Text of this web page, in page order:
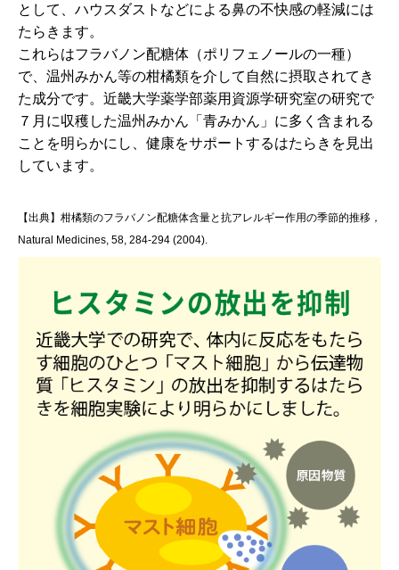
として、ハウスダストなどによる鼻の不快感の軽減には
たらきます。
これらはフラバノン配糖体（ポリフェノールの一種）
で、温州みかん等の柑橘類を介して自然に摂取されてき
た成分です。近畿大学薬学部薬用資源学研究室の研究で
７月に収穫した温州みかん「青みかん」に多く含まれる
ことを明らかにし、健康をサポートするはたらきを見出
しています。
【出典】柑橘類のフラバノン配糖体含量と抗アレルギー作用の季節的推移，
Natural Medicines, 58, 284-294 (2004).